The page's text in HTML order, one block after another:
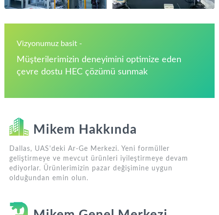
Vizyonumuz basit -
Müşterilerimizin deneyimini optimize eden
çevre dostu HEC çözümü sunmak
Mikem Hakkında
Dallas, UAS'deki Ar-Ge Merkezi. Yeni formüller
geliştirmeye ve mevcut ürünleri iyileştirmeye devam
ediyorlar. Ürünlerimizin pazar değişimine uygun
olduğundan emin olun.